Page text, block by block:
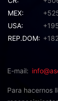
MEX:
USA:
REP.DOM:
E-mail
Para hacernos